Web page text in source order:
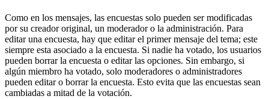
Como en los mensajes, las encuestas solo pueden ser modificadas
por su creador original, un moderador o la administración. Para
editar una encuesta, hay que editar el primer mensaje del tema; este
siempre esta asociado a la encuesta. Si nadie ha votado, los usuarios
pueden borrar la encuesta o editar las opciones. Sin embargo, si
algún miembro ha votado, solo moderadores o administradores
pueden editar o borrar la encuesta. Esto evita que las encuestas sean
cambiadas a mitad de la votación.